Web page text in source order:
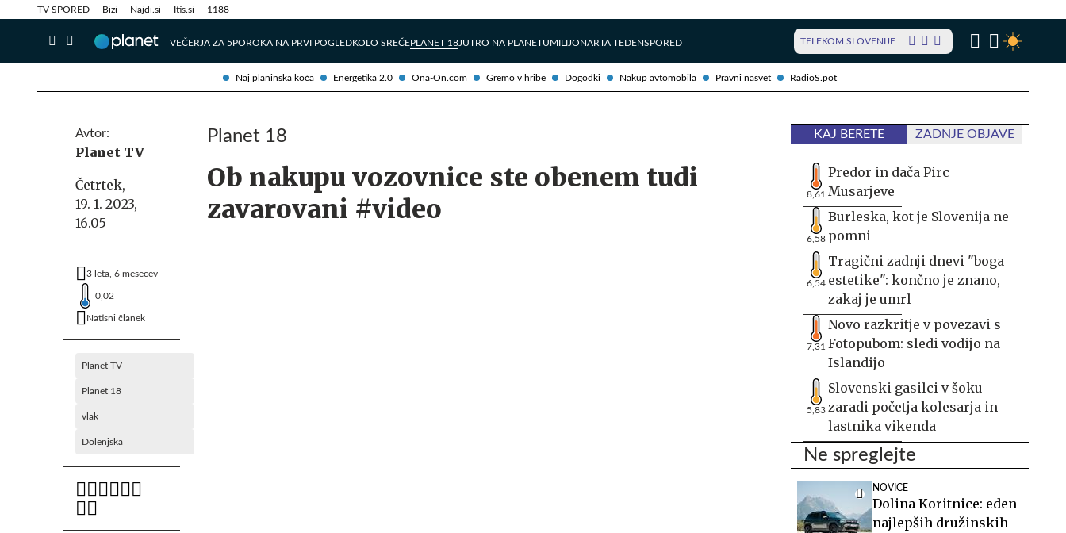
Naj planinska koča Energetika 2.0 Ona-On.com Gremo v hribe Dogodki Nakup avtomobila Pravni nasvet RadioS.pot
TV SPORED Bizi Najdi.si Itis.si 1188
VEČERJA ZA 5POROKA NA PRVI POGLEDKOLO SREČEPLANET 18JUTRO NA PLANETUMILIJONARTA TEDENSPORED TELEKOM SLOVENIJE
Info in obvestila Tehnik
Avtor:
Planet TV
Četrtek,
19. 1. 2023,
16.05
3 leta, 6 mesecev
0,02
Natisni članek
Planet TV
Planet 18
vlak
Dolenjska
Planet 18
Ob nakupu vozovnice ste obenem tudi
zavarovani #video
KAJ BERETE ZADNJE OBJAVE
8,61
Predor in dača Pirc
Musarjeve
6,58
Burleska, kot je Slovenija ne
pomni
6,54
Tragični zadnji dnevi "boga
estetike": končno je znano,
zakaj je umrl
7,31
Novo razkritje v povezavi s
Fotopubom: sledi vodijo na
Islandijo
5,83
Slovenski gasilci v šoku
zaradi početja kolesarja in
lastnika vikenda
Ne spreglejte
NOVICE
Dolina Koritnice: eden
najlepših družinskih